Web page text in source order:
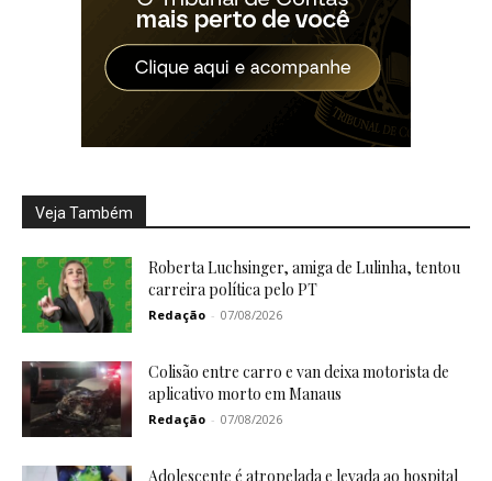
Veja Também
Roberta Luchsinger, amiga de Lulinha, tentou
carreira política pelo PT
Redação - 07/08/2026
Colisão entre carro e van deixa motorista de
aplicativo morto em Manaus
Redação - 07/08/2026
Adolescente é atropelada e levada ao hospital